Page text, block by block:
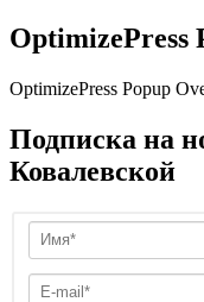
OptimizePress
OptimizePress Popup
Подписка на
Ковалевской